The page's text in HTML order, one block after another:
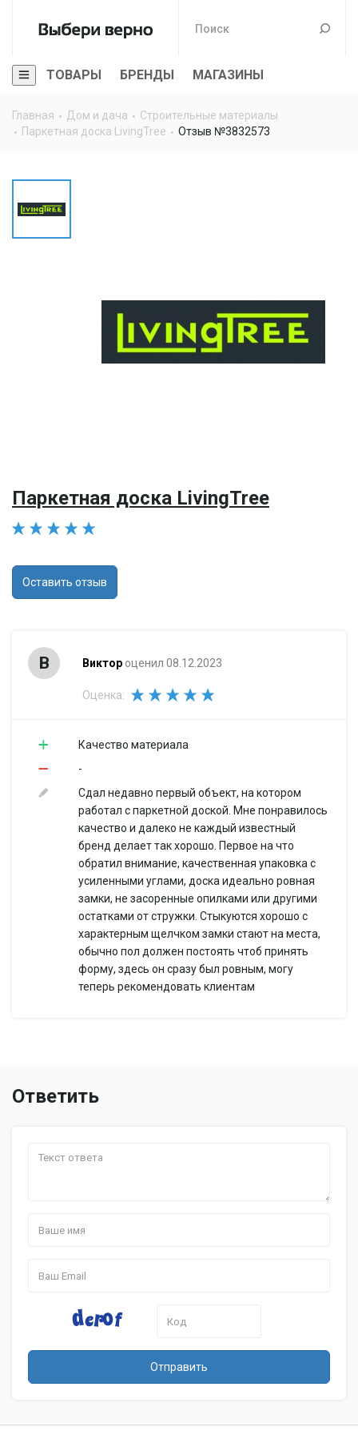
ТОВАРЫ БРЕНДЫ МАГАЗИНЫ
Главная Дом и дача
Строительные материалы
Паркетная доска LivingTree
Отзыв №3832573
Паркетная доска LivingTree
Оставить отзыв
В Виктор оценил 08.12.2023
Оценка:
Качество материала
-
Сдал недавно первый объект, на котором
работал с паркетной доской. Мне понравилось
качество и далеко не каждый известный
бренд делает так хорошо. Первое на что
обратил внимание, качественная упаковка с
усиленными углами, доска идеально ровная
замки, не засоренные опилками или другими
остатками от стружки. Стыкуются хорошо с
характерным щелчком замки стают на места,
обычно пол должен постоять чтоб принять
форму, здесь он сразу был ровным, могу
теперь рекомендовать клиентам
Ответить
Отправить